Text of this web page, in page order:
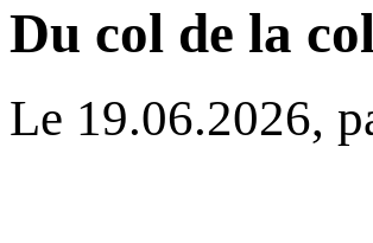
Du col de la
Le 19.06.2026,